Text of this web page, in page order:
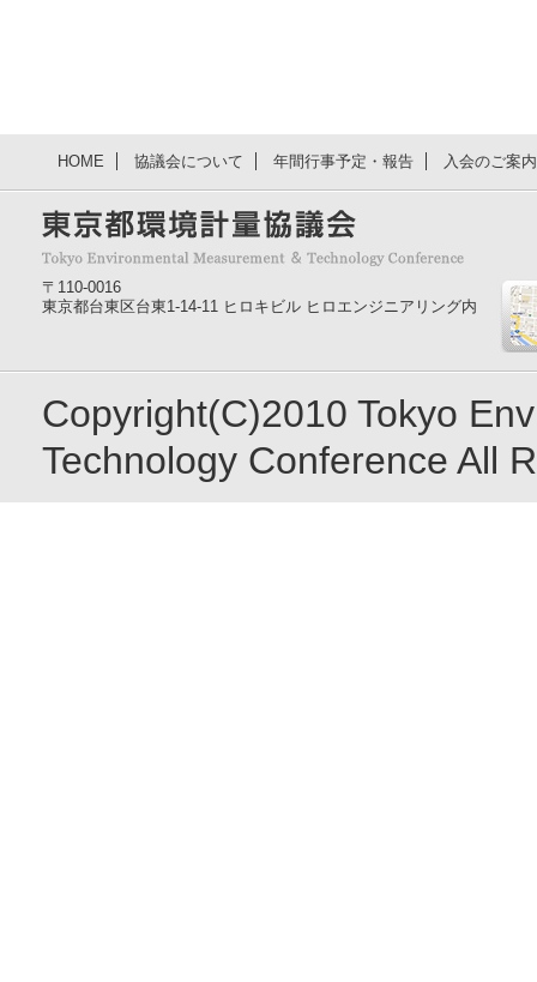
HOME 協議会について 年間行事予定・報告 入会のご案
〒110-0016
東京都台東区台東1-14-11 ヒロキビル ヒロエンジニアリング内
Copyright(C)2010 Tokyo
Technology Conference All